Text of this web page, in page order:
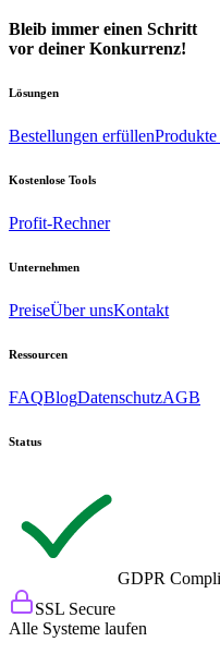
Bleib immer einen Schritt
vor deiner Konkurrenz!
Lösungen
Bestellungen erfüllen
Kostenlose Tools
Profit-Rechner
Unternehmen
PreiseÜber unsKontakt
Ressourcen
FAQBlogDatenschutzAGB
Status
GDPR
SSL Secure
Alle Systeme laufen